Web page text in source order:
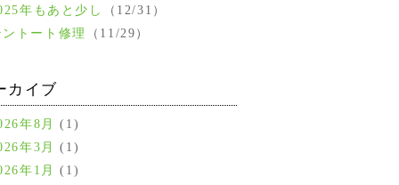
年もあと少し
（12/31）
ントート修理
（11/29）
カイブ
年8月
(1)
年3月
(1)
年1月
(1)